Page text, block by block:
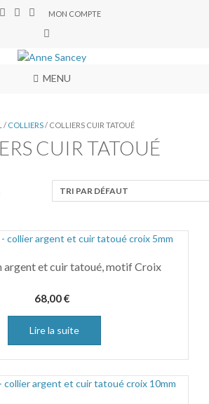
MON COMPTE
MENU
/ COLLIERS/ COLLIERS CUIR TATOUÉ
CUIR TATOUÉ
argent et cuir tatoué, motif Croix
68,00€
Lire la suite